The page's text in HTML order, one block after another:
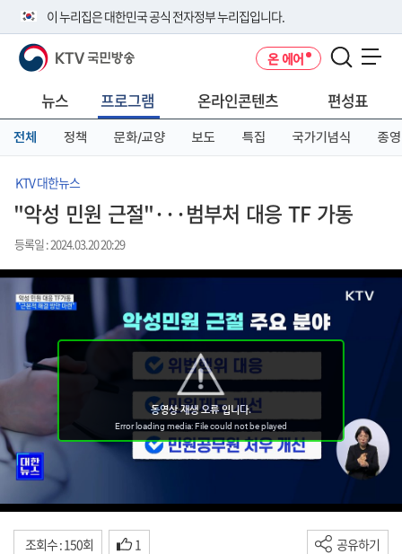
이 누리집은 대한민국 공식 전자정부 누리집입니다.
공식 누리집 주소 확인하기
니다.
이밖에 or.kr 또는 .kr등 다른 도메인 주소를 사용하고 있다면 아래 URL에
서 도메인 주소를 확인해 보세요
KTV 국민방송 온 에어
뉴스 프로그램 온라인콘텐츠 편성표
전체 정책 문화/교양 보도 특집 국가기념식 종영
KTV 대한뉴스
"악성 민원 근절"···범부처 대응 TF 가동
등록일 : 2024.03.20 20:29
조회수 : 150회 1 공유하기